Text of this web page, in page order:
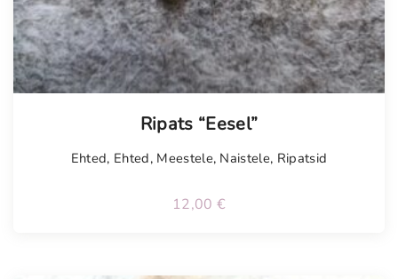
Ripats “Eesel”
Ehted, Ehted, Meestele, Naistele, Ripatsid
12,00 €